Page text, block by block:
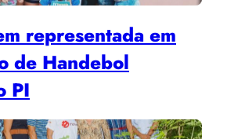
representada em
de Handebol
PI